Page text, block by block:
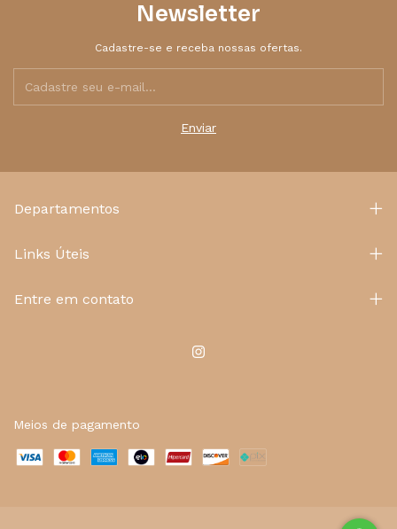
Newsletter
Cadastre-se e receba nossas ofertas.
Departamentos
Links Úteis
Entre em contato
Meios de pagamento